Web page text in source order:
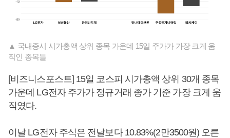
▲ 국내증시 시가총액 상위 종목 가운데 15일 주가가 가장 크게 움
직인 종목들
[비즈니스포스트] 15일 코스피 시가총액 상위 30개 종목
가운데 LG전자 주가가 정규거래 종가 기준 가장 크게 움
직였다.
이날 LG전자 주식은 전날보다 10.83%(2만3500원) 오른